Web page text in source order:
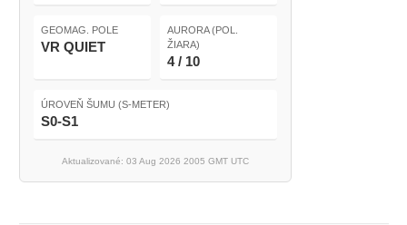
GEOMAG. POLE
VR QUIET
AURORA (POL.
ŽIARA)
4 / 10
ÚROVEŇ ŠUMU (S-METER)
S0-S1
Aktualizované: 03 Aug 2026 2005 GMT UTC